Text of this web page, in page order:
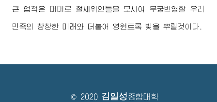
큰 업적은 대대로 절세위인들을 모시여 무궁번영할 우리
민족의 창창한 미래와 더불어 영원토록 빛을 뿌릴것이다.
© 2020 김일성종합대학